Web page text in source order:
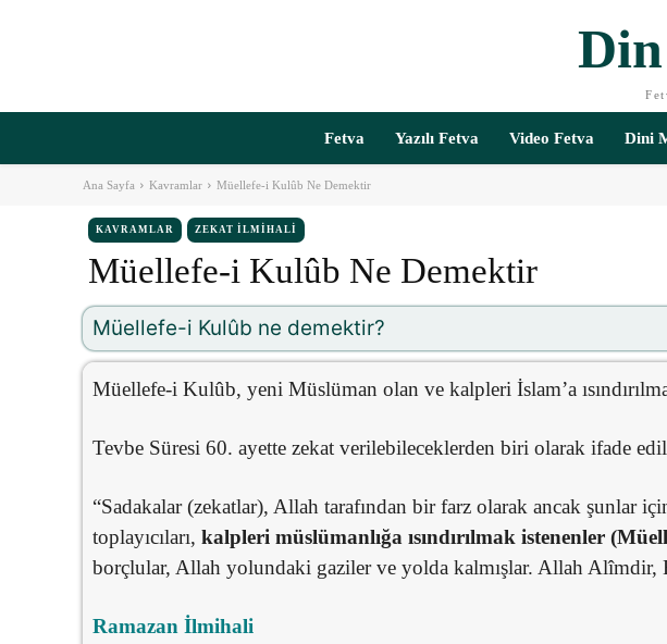
Fetva Yazılı Fetva Video Fetva Dini
Ana Sayfa Kavramlar Müellefe-i Kulûb Ne Demektir
KAVRAMLAR ZEKAT İLMIHALI
Müellefe-i Kulûb Ne Demektir
Müellefe-i Kulûb ne demektir?
Müellefe-i Kulûb, yeni Müslüman olan ve kalpleri İslam’a
Tevbe Süresi 60. ayette zekat verilebileceklerden biri olarak ifade
“Sadakalar (zekatlar), Allah tarafından bir farz olarak ancak şunlar
toplayıcıları, kalpleri müslümanlığa ısındırılmak istenenler
borçlular, Allah yolundaki gaziler ve yolda kalmışlar. Allah Alîmdir,
Ramazan İlmihali